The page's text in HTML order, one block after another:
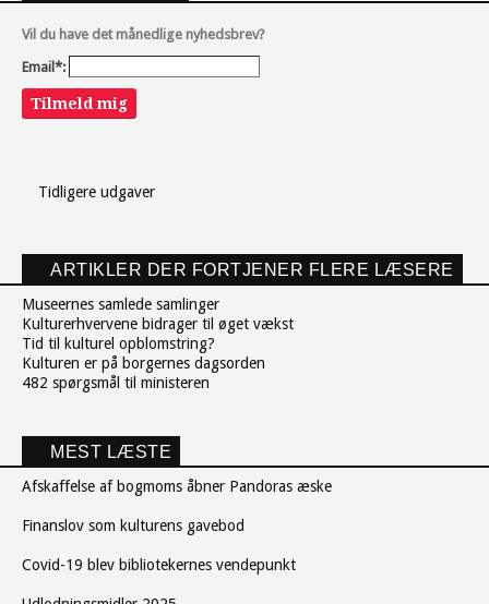
Vil du have det månedlige nyhedsbrev?
Email*:
Tilmeld mig
Tidligere udgaver
ARTIKLER DER FORTJENER FLERE LÆSERE
Museernes samlede samlinger
Kulturerhvervene bidrager til øget vækst
Tid til kulturel opblomstring?
Kulturen er på borgernes dagsorden
482 spørgsmål til ministeren
MEST LÆSTE
Afskaffelse af bogmoms åbner Pandoras æske
Finanslov som kulturens gavebod
Covid-19 blev bibliotekernes vendepunkt